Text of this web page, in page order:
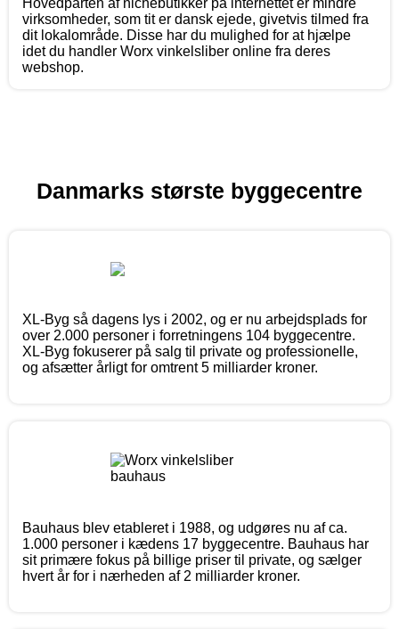
virksomheder, som tit er dansk ejede, givetvis tilmed fra
dit lokalområde. Disse har du mulighed for at hjælpe
idet du handler Worx vinkelsliber online fra deres
webshop.
Danmarks største byggecentre
XL-Byg så dagens lys i 2002, og er nu arbejdsplads for
over 2.000 personer i forretningens 104 byggecentre.
XL-Byg fokuserer på salg til private og professionelle,
og afsætter årligt for omtrent 5 milliarder kroner.
Bauhaus blev etableret i 1988, og udgøres nu af ca.
1.000 personer i kædens 17 byggecentre. Bauhaus har
sit primære fokus på billige priser til private, og sælger
hvert år for i nærheden af 2 milliarder kroner.